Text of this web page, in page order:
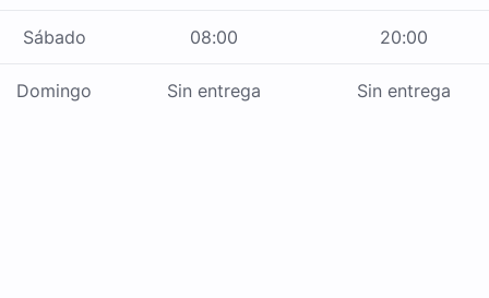
Sábado 08:00 20:00
Domingo Sin entrega Sin entrega